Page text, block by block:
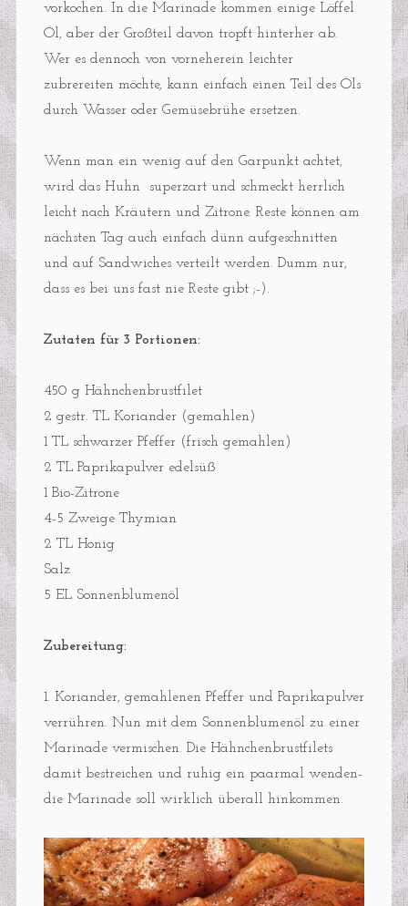
vorkochen. In die Marinade kommen einige Löffel
Öl, aber der Großteil davon tropft hinterher ab.
Wer es dennoch von vorneherein leichter
zubrereiten möchte, kann einfach einen Teil des Öls
durch Wasser oder Gemüsebrühe ersetzen.
Wenn man ein wenig auf den Garpunkt achtet,
wird das Huhn superzart und schmeckt herrlich
leicht nach Kräutern und Zitrone. Reste können am
nächsten Tag auch einfach dünn aufgeschnitten
und auf Sandwiches verteilt werden. Dumm nur,
dass es bei uns fast nie Reste gibt ;-).
Zutaten für 3 Portionen:
450 g Hähnchenbrustfilet
2 gestr. TL Koriander (gemahlen)
1 TL schwarzer Pfeffer (frisch gemahlen)
2 TL Paprikapulver edelsüß
1 Bio-Zitrone
4-5 Zweige Thymian
2 TL Honig
Salz
5 EL Sonnenblumenöl
Zubereitung:
1. Koriander, gemahlenen Pfeffer und Paprikapulver
verrühren. Nun mit dem Sonnenblumenöl zu einer
Marinade vermischen. Die Hähnchenbrustfilets
damit bestreichen und ruhig ein paarmal wenden-
die Marinade soll wirklich überall hinkommen.